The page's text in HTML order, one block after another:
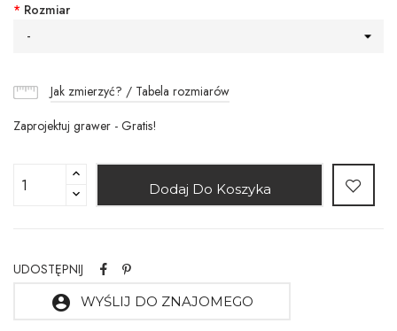
* Rozmiar
-
Jak zmierzyć? / Tabela rozmiarów
Zaprojektuj grawer - Gratis!
Dodaj Do Koszyka
UDOSTĘPNIJ
account_circle WYŚLIJ DO ZNAJOMEGO